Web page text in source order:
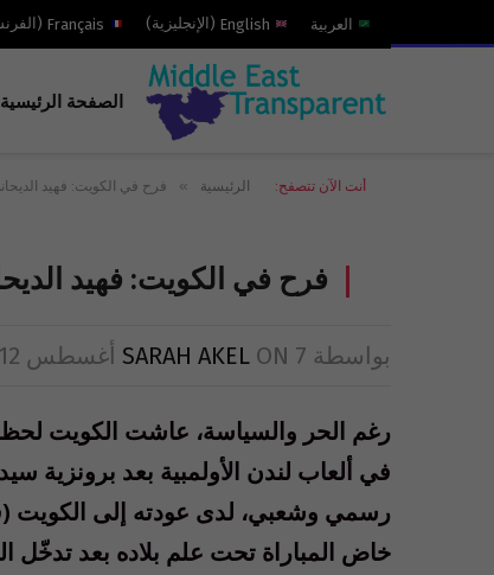
العربية English
( الإنجليزية)
Français
(
الصفحة الرئيسية
أنت الآن تتصفح: الرئيسية » فرح في الكويت: فهيد الديحاني
فرح في الكويت: فهيد
بواسطة SARAH AKEL ON 7 أغسطس 2012
رغم الحر والسياسة، عاشت الكويت
رسمي وشعبي، لدى عودته إلى الكويت
خاض المباراة تحت علم بلاده بعد تدخّل